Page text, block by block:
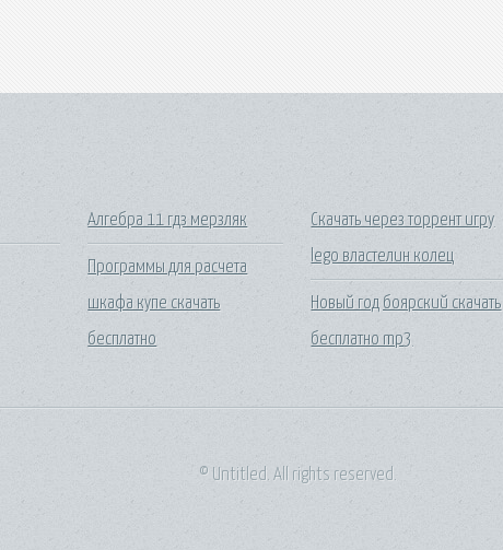
Алгебра 11 гдз мерзляк
Программы для расчета
шкафа купе скачать
бесплатно
Скачать через торрент игру
lego властелин колец
Новый год боярский скачать
бесплатно mp3
© Untitled. All rights reserved.